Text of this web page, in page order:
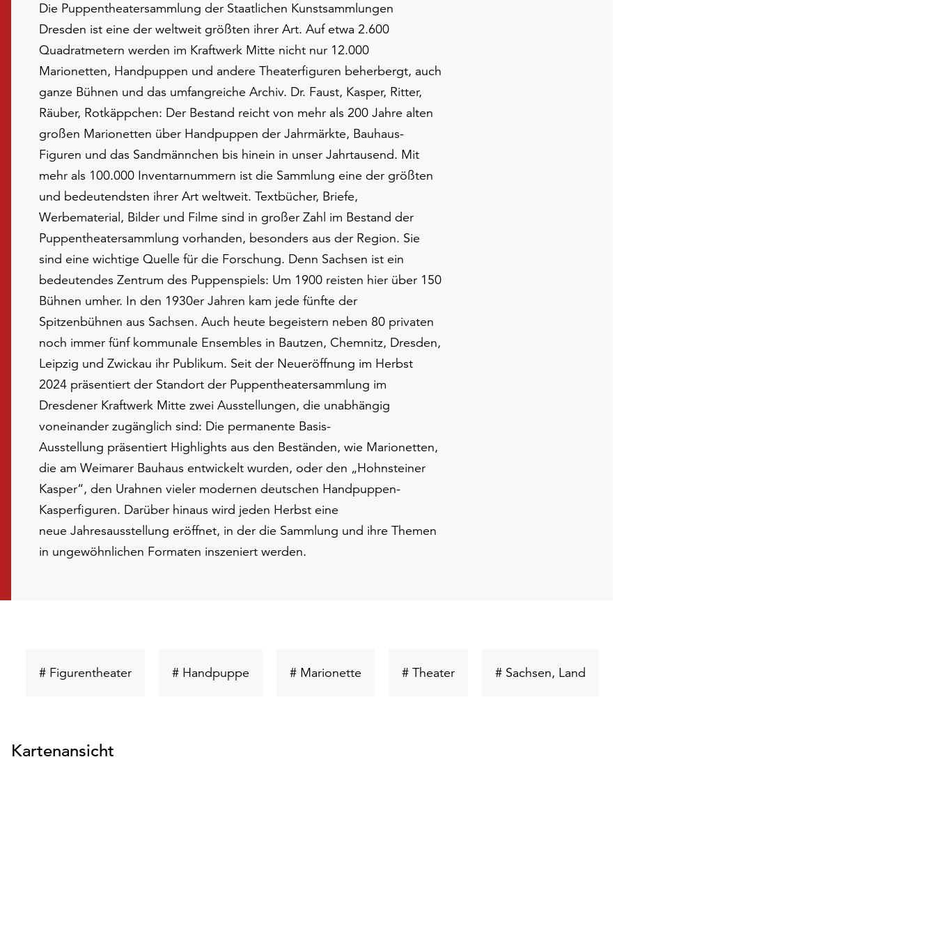
Die Puppentheatersammlung der Staatlichen Kunstsammlungen
Dresden ist eine der weltweit größten ihrer Art. Auf etwa 2.600
Quadratmetern werden im Kraftwerk Mitte nicht nur 12.000
Marionetten, Handpuppen und andere Theaterfiguren beherbergt, auch
ganze Bühnen und das umfangreiche Archiv. Dr. Faust, Kasper, Ritter,
Räuber, Rotkäppchen: Der Bestand reicht von mehr als 200 Jahre alten
großen Marionetten über Handpuppen der Jahrmärkte, Bauhaus-
Figuren und das Sandmännchen bis hinein in unser Jahrtausend. Mit
mehr als 100.000 Inventarnummern ist die Sammlung eine der größten
und bedeutendsten ihrer Art weltweit. Textbücher, Briefe,
Werbematerial, Bilder und Filme sind in großer Zahl im Bestand der
Puppentheatersammlung vorhanden, besonders aus der Region. Sie
sind eine wichtige Quelle für die Forschung. Denn Sachsen ist ein
bedeutendes Zentrum des Puppenspiels: Um 1900 reisten hier über 150
Bühnen umher. In den 1930er Jahren kam jede fünfte der
Spitzenbühnen aus Sachsen. Auch heute begeistern neben 80 privaten
noch immer fünf kommunale Ensembles in Bautzen, Chemnitz, Dresden,
Leipzig und Zwickau ihr Publikum. Seit der Neueröffnung im Herbst
2024 präsentiert der Standort der Puppentheatersammlung im
Dresdener Kraftwerk Mitte zwei Ausstellungen, die unabhängig
voneinander zugänglich sind: Die permanente Basis-
Ausstellung präsentiert Highlights aus den Beständen, wie Marionetten,
die am Weimarer Bauhaus entwickelt wurden, oder den „Hohnsteiner
Kasper“, den Urahnen vieler modernen deutschen Handpuppen-
Kasperfiguren. Darüber hinaus wird jeden Herbst eine
neue Jahresausstellung eröffnet, in der die Sammlung und ihre Themen
in ungewöhnlichen Formaten inszeniert werden.
# FigurentheaterSchlüsselwort# HandpuppeSchlüsselwort# MarionetteSchlüsselwort
# TheaterSchlüsselwort# Sachsen, LandSchlüsselwort
Kartenansicht